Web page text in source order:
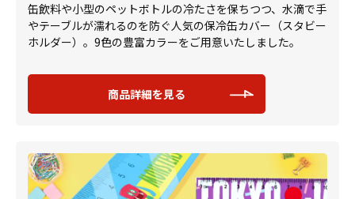
缶飲料や小型のペットボトルの冷たさを保ちつつ、水滴で手
やテーブルが濡れるのを防ぐ人気の保冷缶カバー（スタビー
ホルダー）。9色の豊富カラーをご用意いたしました。
商品詳細を見る